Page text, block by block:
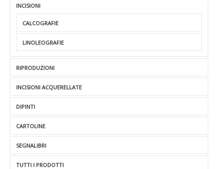
INCISIONI
CALCOGRAFIE
LINOLEOGRAFIE
RIPRODUZIONI
INCISIONI ACQUERELLATE
DIPINTI
CARTOLINE
SEGNALIBRI
TUTTI I PRODOTTI